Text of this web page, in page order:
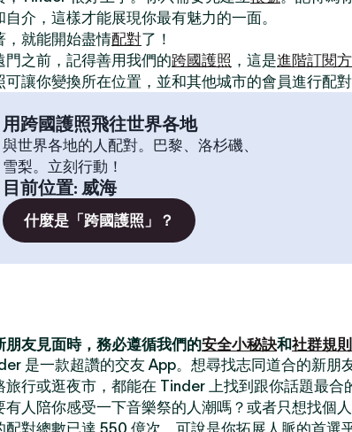
自介，這樣才能展現你最有魅力的一面。
，就能開始盡情配對了！
門之前，記得善用我們的跨國護照 ，這是進階訂閱
可讓你變換所在位置，並和其他城市的會員進行配對
用跨國護照飛往世界各地
與世界各地的人配對。巴黎、洛杉磯、
雪梨。立刻行動！
目前位置: 威海
什麼是「跨國護照」？
朋友見面時，務必遵循我們的安全小秘訣和社群規則
是一款超讚的交友 App。想尋找志同道合的新朋
旅行或逛夜市，都能在 Tinder 上找到跟你話題最合
有人陪你感受一下音樂祭的人潮嗎？或者只想找個
配對總數已達 550 億次，可說是你拓展人脈的首選